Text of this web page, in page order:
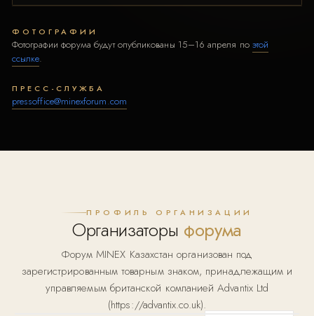
ФОТОГРАФИИ
Фотографии форума будут опубликованы 15–16 апреля по этой
ссылке.
ПРЕСС-СЛУЖБА
pressoffice@minexforum.com
ПРОФИЛЬ ОРГАНИЗАЦИИ
Организаторы форума
Форум MINEX Казахстан организован под
зарегистрированным товарным знаком, принадлежащим и
управляемым британской компанией Advantix Ltd
(https://advantix.co.uk).